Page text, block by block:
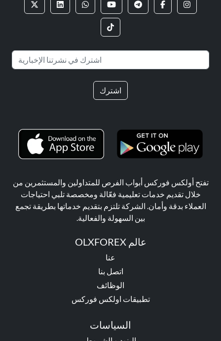
اشترك
تفتح أولكس فوركس أبواب الفرص للمتداولين والمستثمرين من
خلال تقديم خدمات تعليمية فعّالة ومخصصة تلبي احتياجات
العملاء بدقة وأمان. الشركة تلتزم بتقديم خدماتها بطريقة تجمع
بين السهولة والفعالية.
عالم OLXFOREX
عنا
اتصل بنا
الوظائف
تطبيقات اولكس فوركس
السياسات